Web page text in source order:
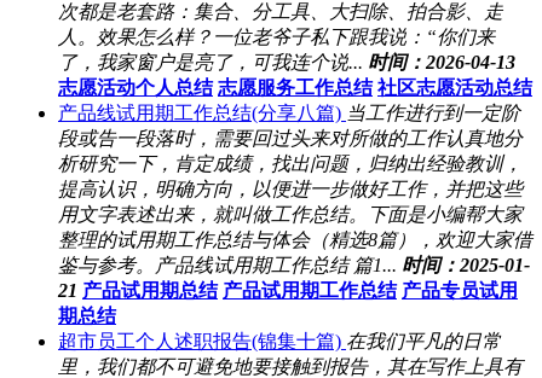
次都是老套路：集合、分工具、大扫除、拍合影、走
人。效果怎么样？一位老爷子私下跟我说：“你们来
了，我家窗户是亮了，可我连个说... 时间：2026-04-13
志愿活动个人总结 志愿服务工作总结 社区志愿活动总结
产品线试用期工作总结(分享八篇) 当工作进行到一定阶
段或告一段落时，需要回过头来对所做的工作认真地分
析研究一下，肯定成绩，找出问题，归纳出经验教训，
提高认识，明确方向，以便进一步做好工作，并把这些
用文字表述出来，就叫做工作总结。下面是小编帮大家
整理的试用期工作总结与体会（精选8篇），欢迎大家借
鉴与参考。产品线试用期工作总结 篇1... 时间：2025-01-
21 产品试用期总结 产品试用期工作总结 产品专员试用
期总结
超市员工个人述职报告(锦集十篇) 在我们平凡的日常
里，我们都不可避免地要接触到报告，其在写作上具有